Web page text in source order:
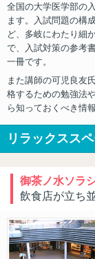
全国の大学医学部の
ます。入試問題の構
ど、多岐にわたり細
で、入試対策の参考
一冊です。
また講師の可児良友
格するための勉強法
ら知っておくべき情
リラックスス
御茶ノ水ソラ
飲食店が立ち